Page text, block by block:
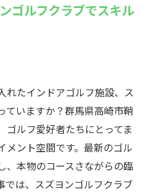
ゴルフクラブでスキル
れたインドアゴルフ施設、ス
ていますか？群馬県高崎市鞘
ゴルフ愛好者たちにとってま
メント空間です。最新のゴル
、本物のコースさながらの臨
では、スズヨンゴルフクラブ